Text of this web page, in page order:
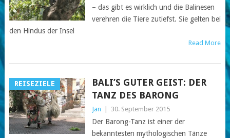
– das gibt es wirklich und die Balinesen
verehren die Tiere zutiefst. Sie gelten bei
den Hindus der Insel
Read More
REISEZIELE
BALI’S GUTER GEIST: DER
TANZ DES BARONG
Jan 30. September 2015
Der Barong-Tanz ist einer der
bekanntesten mythologischen Tänze